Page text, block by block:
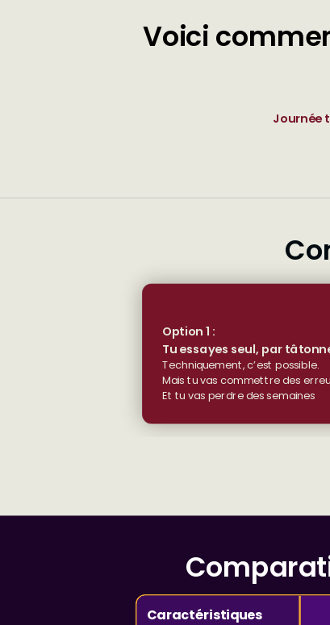
Voici
Journée
Option 1 :
Tu essayes seul, par
Techniquement, c’est possible.
Mais tu vas commettre des
Et tu vas perdre des semaines
Caractéristiques